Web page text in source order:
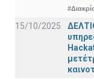
15/10/2025